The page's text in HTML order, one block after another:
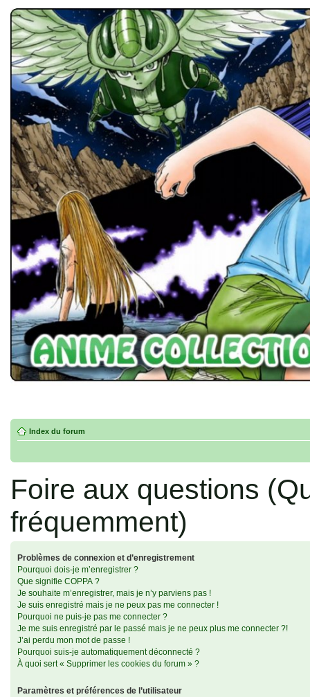
Index du forum
Foire aux questions
fréquemment)
Problèmes de connexion et d’enregistrement
Pourquoi dois-je m’enregistrer ?
Que signifie COPPA ?
Je souhaite m’enregistrer, mais je n’y parviens pas !
Je suis enregistré mais je ne peux pas me connecter !
Pourquoi ne puis-je pas me connecter ?
Je me suis enregistré par le passé mais je ne peux plus me connecter ?!
J’ai perdu mon mot de passe !
Pourquoi suis-je automatiquement déconnecté ?
À quoi sert « Supprimer les cookies du forum » ?
Paramètres et préférences de l’utilisateur